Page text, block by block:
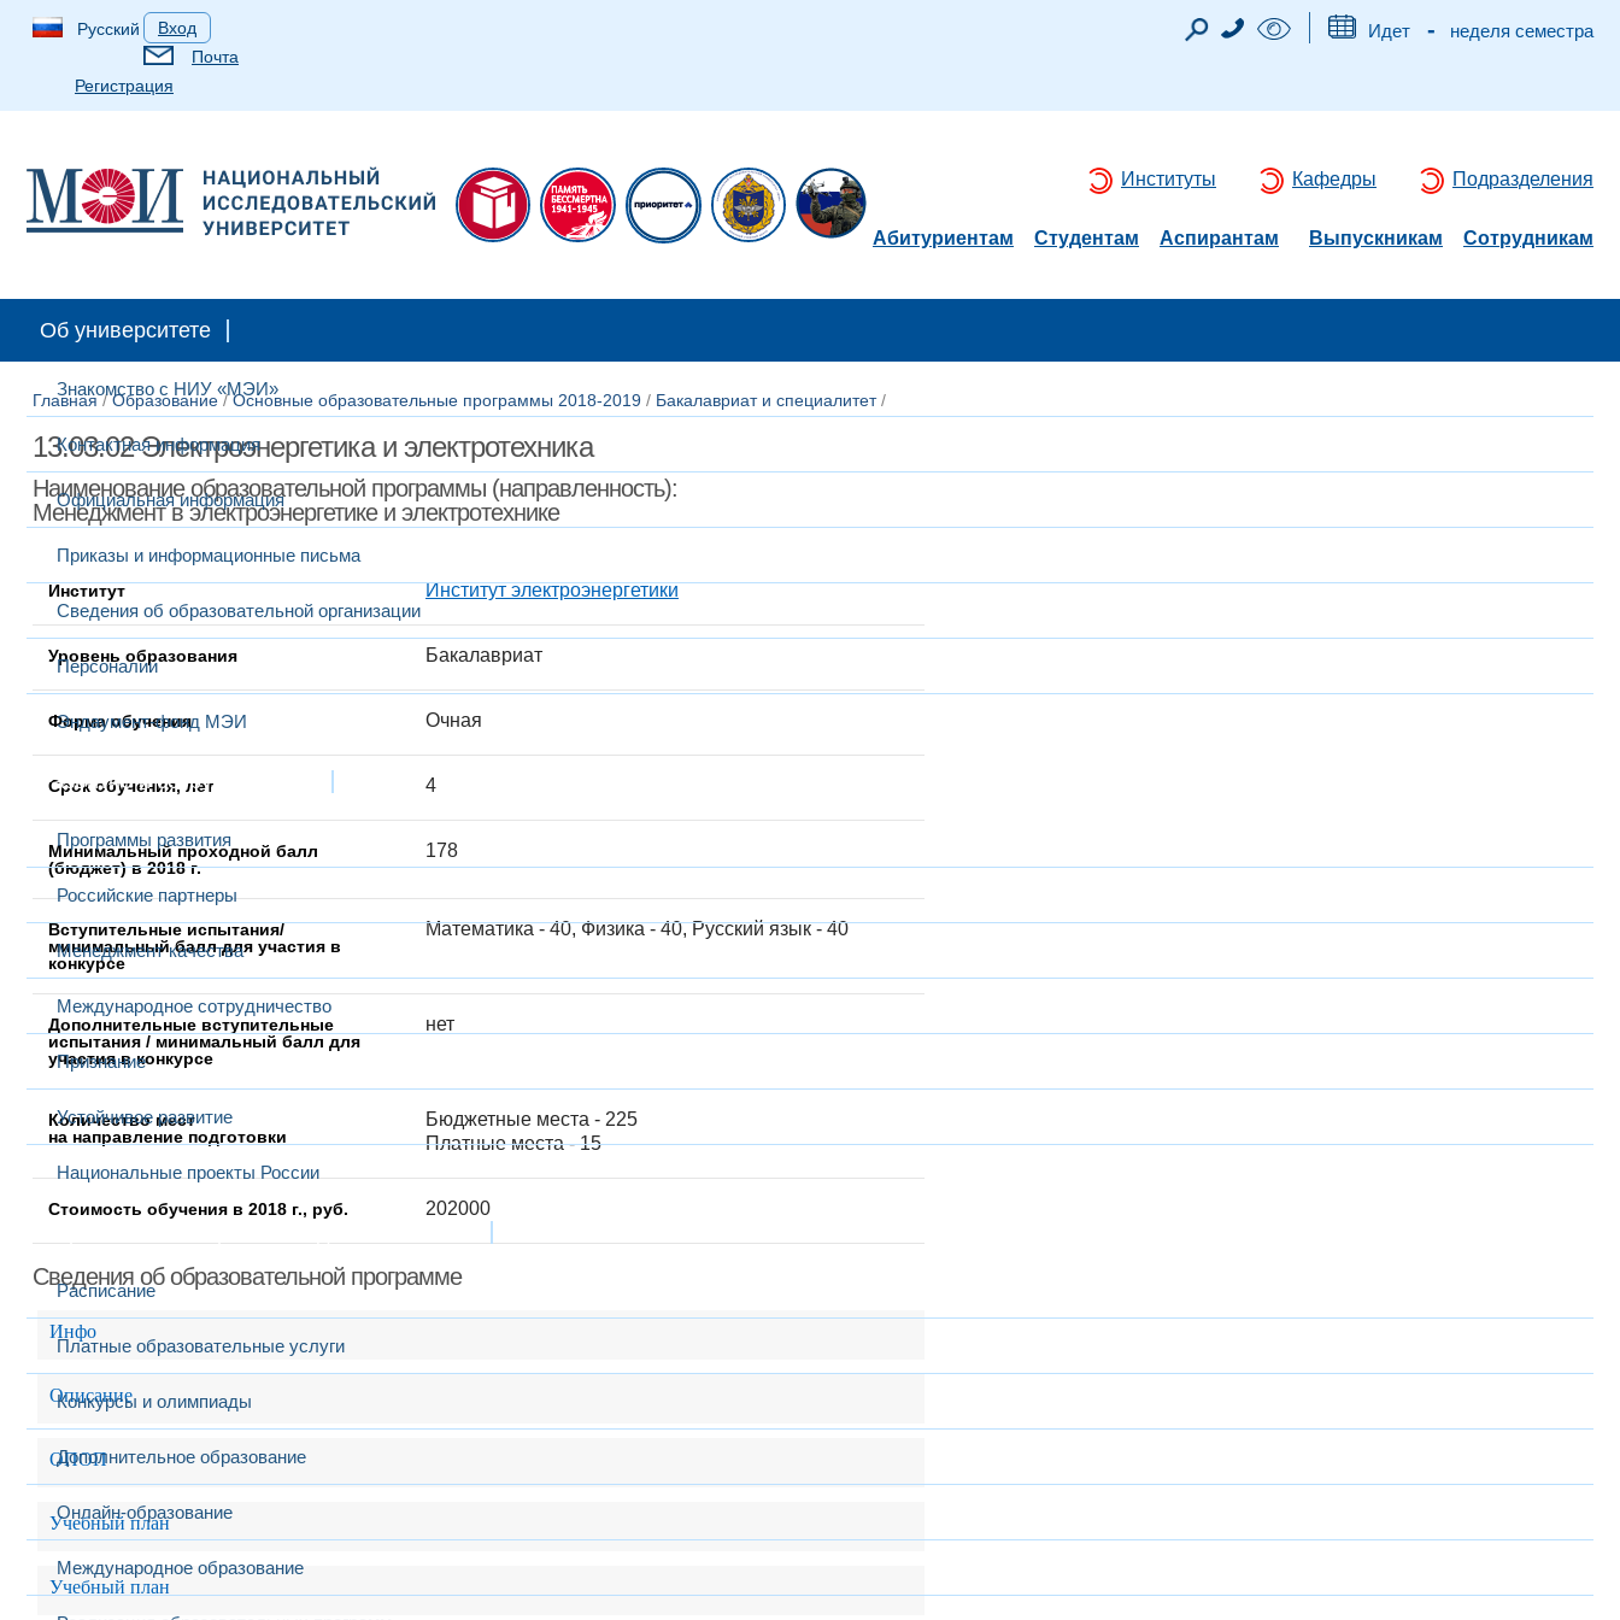
Русский
Вход
Почта
Регистрация
Идет - неделя семестра
Институты Кафедры Подразделения
Абитуриентам Студентам Аспирантам Выпускникам Сотрудникам
Об университете
Знакомство с НИУ «МЭИ»
Контактная информация
Официальная информация
Приказы и информационные письма
Сведения об образовательной организации
Персоналии
Эндаумент-фонд МЭИ
Развитие и сотрудничество
Программы развития
Российские партнеры
Менеджмент качества
Международное сотрудничество
Признание
Устойчивое развитие
Национальные проекты России
Расписание
Платные образовательные услуги
Конкурсы и олимпиады
Дополнительное образование
Онлайн-образование
Международное образование
Главная/Образование/Основные образовательные программы 2018-2019 / Бакалавриат и специалитет/
13.03.02 Электроэнергетика и электротехника
Наименование образовательной программы (направленность):
Менеджмент в электроэнергетике и электротехнике
Институт Институт электроэнергетики
Уровень образования Бакалавриат
Форма обучения Очная
Срок обучения, лет 4
Минимальный проходной балл
(бюджет) в 2018 г.
178
Вступительные испытания/
минимальный балл для участия в
конкурсе
Математика - 40, Физика - 40, Русский язык - 40
Дополнительные вступительные
испытания / минимальный балл для
участия в конкурсе
нет
Количество мест
на направление подготовки
Бюджетные места - 225
Платные места - 15
Стоимость обучения в 2018 г., руб. 202000
Сведения об образовательной программе
Инфо
Описание
ОПОП
Учебный план
Учебный план